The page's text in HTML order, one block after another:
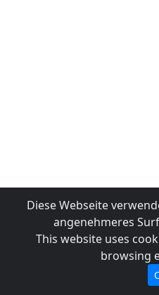
Diese Webseite
angenehmeres
This website uses
browsing